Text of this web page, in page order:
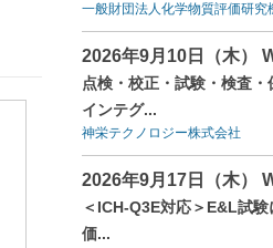
一般財団法人化学物質評価研究
2026年9月10日（木）
点検・校正・試験・検査
インテグ...
神栄テクノロジー株式会社
2026年9月17日（木）
＜ICH-Q3E対応＞E&L試
価...